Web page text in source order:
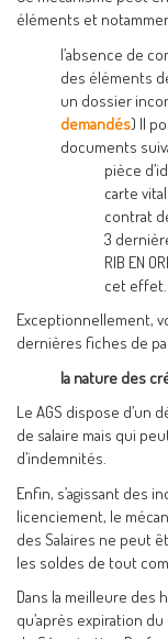
éléments et
l’absence de
des éléments
un dossier
demandés) Il
documents
pièce
carte
contrat
3
RIB EN
cet
Exceptionnellement,
dernières fiches de
la nature des
Le AGS dispose d’un
de salaire mais qui
d’indemnités.
Enfin, s’agissant des
licenciement, le
des Salaires ne peut
les soldes de tout
Dans la meilleure des
qu’après expiration